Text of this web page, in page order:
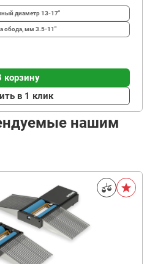
диаметр13-17"
обода, мм 3.5-11"
корзину
в 1 клик
нашим